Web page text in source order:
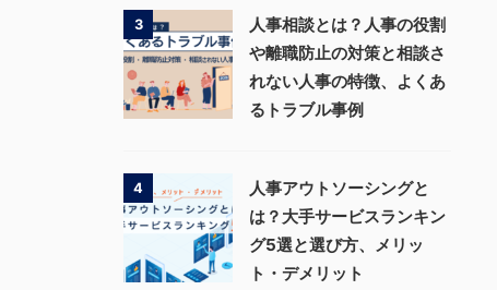
3
人事相談とは？人事の役割
や離職防止の対策と相談さ
れない人事の特徴、よくあ
るトラブル事例
4
人事アウトソーシングと
は？大手サービスランキン
グ5選と選び方、メリッ
ト・デメリット